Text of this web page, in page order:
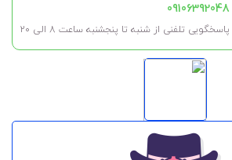
گرانروی cStشاخص
نقطه
D92
09106392048
پاسخگویی تلفنی از شنبه تا پنجشنبه ساعت 8 الی ۲۰